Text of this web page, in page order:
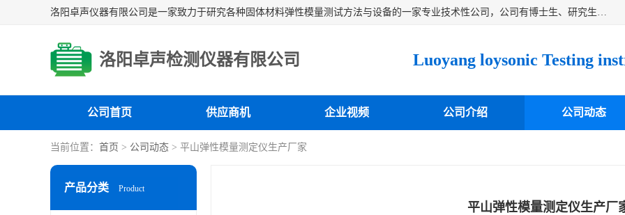
洛阳卓声仪器有限公司是一家致力于研究各种固体材料弹性模量测试方法与设备的一家专业技术性公司，公司有博士生、研究生等相关人员专业从事该技术的研发开拓，目前已开发成功出常温动态弹性模量仪、高温动态弹性模量仪，可测试不同材料、不同形状的弹性模量，测试技术达国内成员之一水平，国际先进水平，望有识之士能共同合作，为材料的生产、研发提供必要的技术支持。
洛阳卓声检测仪器有限公司
公司首页 供应商机 企业视频 公司介绍 公司动态
当前位置： 首页 > 公司动态 > 平山弹性模量测定仪生产厂家
产品分类 Product
平山弹性模量测定仪生产厂